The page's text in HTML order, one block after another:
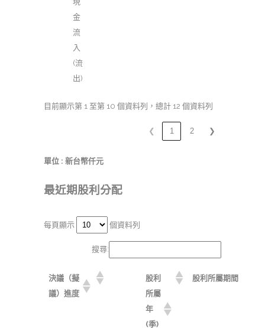
金
流
入
(流
出)
目前顯示第 1 至第 10 個資料列，總計 12 個資料列
❮ 1 2 ❯
單位 : 新台幣仟元
最近期股利分配
每頁顯示 個資料列
搜尋:
決議（擬
議）進度
股利
所屬
年
(季)
股利所屬期間